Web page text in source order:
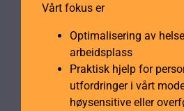
Vårt fokus er
Optimalisering av
arbeidsplass
Praktisk hjelp for
utfordringer i vårt
høysensitive eller